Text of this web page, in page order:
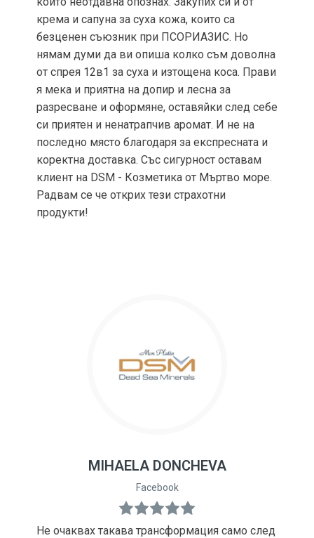
крема и сапуна за суха кожа, които са
безценен съюзник при ПСОРИАЗИС. Но
нямам думи да ви опиша колко съм доволна
от спрея 12в1 за суха и изтощена коса. Прави
я мека и приятна на допир и лесна за
разресване и оформяне, оставяйки след себе
си приятен и ненатрапчив аромат. И не на
последно място благодаря за експресната и
коректна доставка. Със сигурност оставам
клиент на DSM - Козметика от Мъртво море.
Радвам се че открих тези страхотни
продукти!
MIHAELA DONCHEVA
Facebook
Не очаквах такава трансформация само след